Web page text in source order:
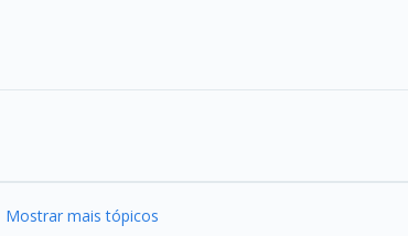
Mostrar mais tópicos